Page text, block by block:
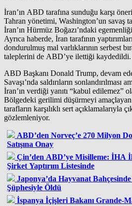
İran’ın ABD tarafına sunduğu karşı
Tahran yönetimi, Washington’un savaş
İran’ın Hürmüz Boğazı’ndaki
Ayrıca haberde, İran tarafının
dondurulmuş mal varlıklarının serbest
taleplerini de ABD’ye ilettiği kaydedildi.
ABD Başkanı Donald Trump, devam
Savaşı’nda saldırıların sonlandırılması
İran’ın verdiği yanıtı “kabul edilemez”
Bölgedeki gerilimi düşürmeyi
tarafların karşılıklı sert açıklamalarıyla
gözlemleniyor.
ABD’den Norveç’e 270 Milyon
Satışına Onay
Çin’den ABD’ye Misilleme: İHA
Şirket Yaptırım Listesinde
Japonya’da Hayvanat
Şüphesiyle Öldü
İspanya İçişleri Bakanı Grande-